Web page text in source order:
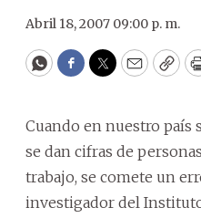
Abril 18, 2007 09:00 p. m.
WhatsApp
Facebook
Twitter
Email
Cuando en nuestro país
se dan cifras de
trabajo, se comete un
investigador del